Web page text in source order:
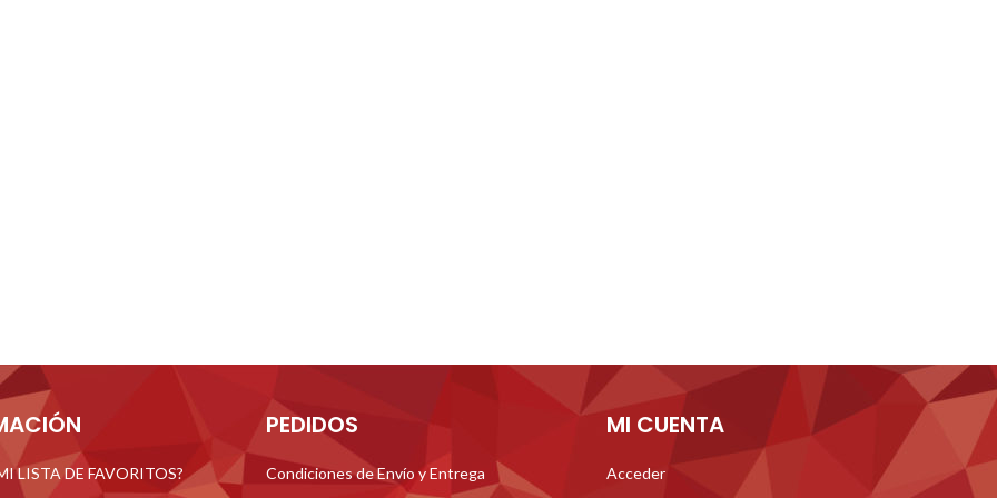
LISTA DE FAVORITOS?
PEDIDOS
Condiciones de Envío y Entrega
MI CUENTA
Acceder